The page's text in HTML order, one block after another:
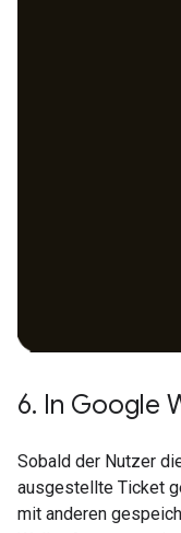
6. In Google
Sobald der Nutzer
ausgestellte Ticket
mit anderen